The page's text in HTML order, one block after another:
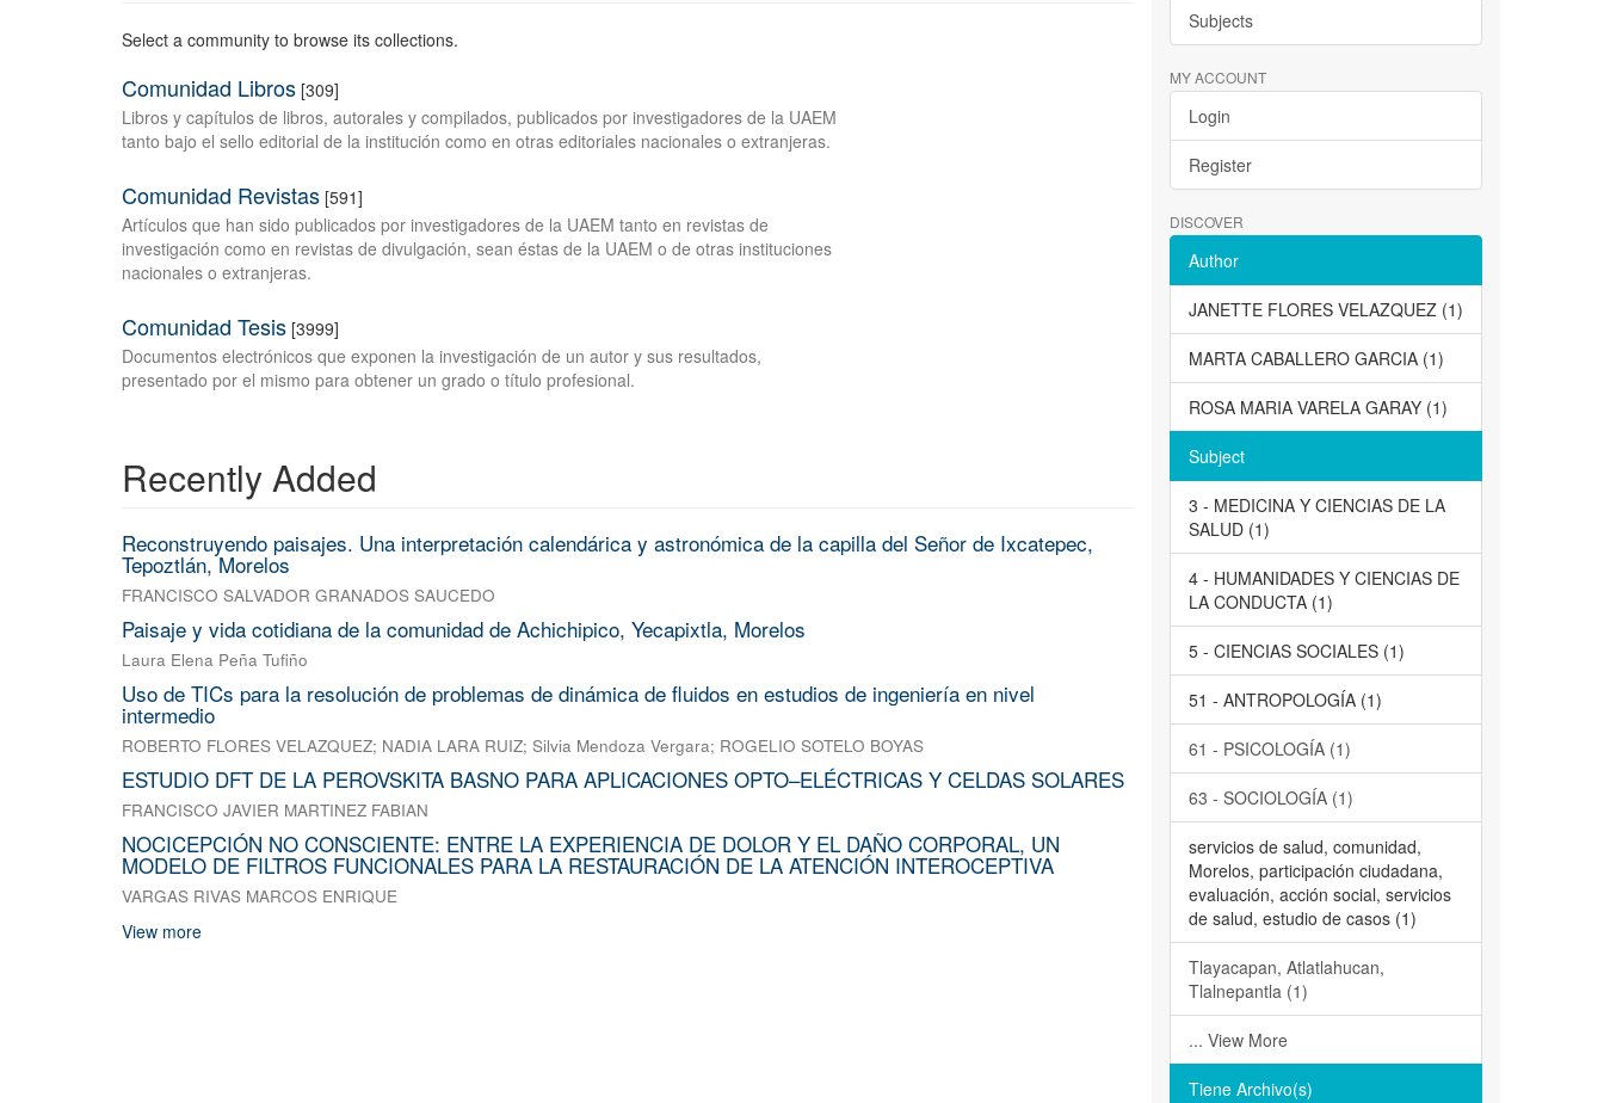
Select a community to browse its collections.
Comunidad Libros [309]
Libros y capítulos de libros, autorales y compilados, publicados por investigadores de la UAEM
tanto bajo el sello editorial de la institución como en otras editoriales nacionales o extranjeras.
Comunidad Revistas [591]
Artículos que han sido publicados por investigadores de la UAEM tanto en revistas de
investigación como en revistas de divulgación, sean éstas de la UAEM o de otras instituciones
nacionales o extranjeras.
Comunidad Tesis [3999]
Documentos electrónicos que exponen la investigación de un autor y sus resultados,
presentado por el mismo para obtener un grado o título profesional.
Recently Added
Reconstruyendo paisajes. Una interpretación calendárica y astronómica de la capilla del Señor de Ixcatepec,
Tepoztlán, Morelos
FRANCISCO SALVADOR GRANADOS SAUCEDO
Paisaje y vida cotidiana de la comunidad de Achichipico, Yecapixtla, Morelos
Laura Elena Peña Tufiño
Uso de TICs para la resolución de problemas de dinámica de fluidos en estudios de ingeniería en nivel
intermedio
ROBERTO FLORES VELAZQUEZ; NADIA LARA RUIZ; Silvia Mendoza Vergara; ROGELIO SOTELO BOYAS
ESTUDIO DFT DE LA PEROVSKITA BASNO PARA APLICACIONES OPTO–ELÉCTRICAS Y CELDAS SOLARES
FRANCISCO JAVIER MARTINEZ FABIAN
NOCICEPCIÓN NO CONSCIENTE: ENTRE LA EXPERIENCIA DE DOLOR Y EL DAÑO CORPORAL, UN
MODELO DE FILTROS FUNCIONALES PARA LA RESTAURACIÓN DE LA ATENCIÓN INTEROCEPTIVA
VARGAS RIVAS MARCOS ENRIQUE
View more
Subjects
MY ACCOUNT
Login
Register
DISCOVER
Author
JANETTE FLORES VELAZQUEZ (1)
MARTA CABALLERO GARCIA (1)
ROSA MARIA VARELA GARAY (1)
Subject
3 - MEDICINA Y CIENCIAS DE LA
SALUD (1)
4 - HUMANIDADES Y CIENCIAS DE
LA CONDUCTA (1)
5 - CIENCIAS SOCIALES (1)
51 - ANTROPOLOGÍA (1)
61 - PSICOLOGÍA (1)
63 - SOCIOLOGÍA (1)
servicios de salud, comunidad,
Morelos, participación ciudadana,
evaluación, acción social, servicios
de salud, estudio de casos (1)
Tlayacapan, Atlatlahucan,
Tlalnepantla (1)
... View More
Tiene Archivo(s)